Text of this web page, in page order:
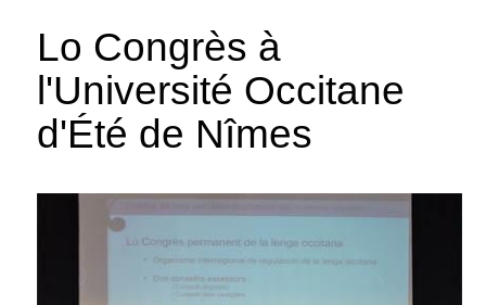
Lo Congrès à
l'Université Occitane
d'Été de Nîmes